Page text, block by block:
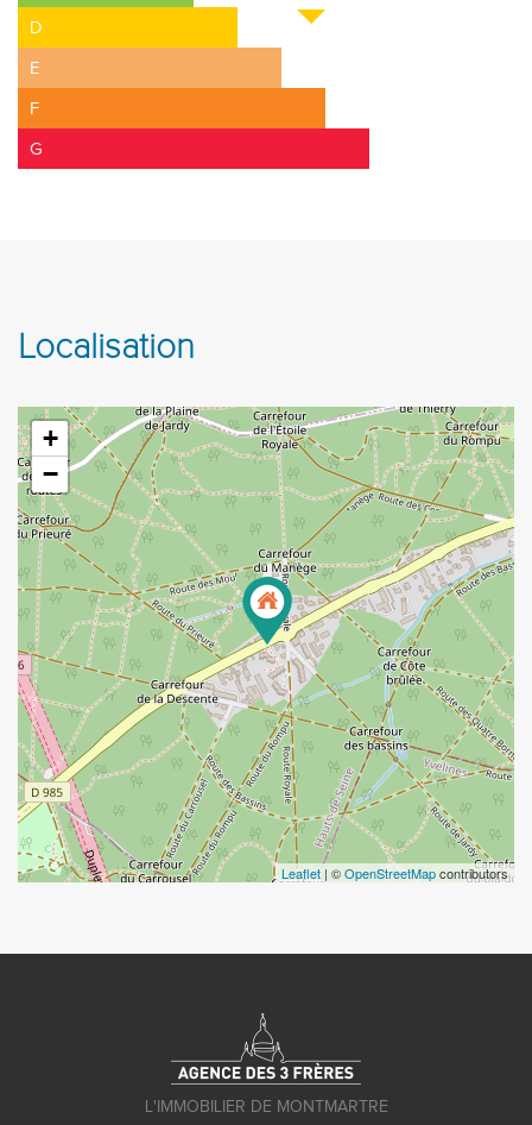
D
E
F
G
Localisation
+
−
Leaflet | ©OpenStreetMapcontributors
L'IMMOBILIER DE MONTMARTRE